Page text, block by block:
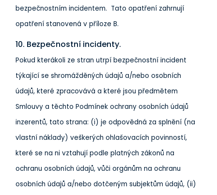
bezpečnostním incidentem. Tato opatření zahrnují
opatření stanovená v příloze B.
10. Bezpečnostní incidenty.
Pokud kterákoli ze stran utrpí bezpečnostní incident
týkající se shromážděných údajů a/nebo osobních
údajů, které zpracovává a které jsou předmětem
Smlouvy a těchto Podmínek ochrany osobních údajů
inzerentů, tato strana: (i) je odpovědná za splnění (na
vlastní náklady) veškerých ohlašovacích povinností,
které se na ni vztahují podle platných zákonů na
ochranu osobních údajů, vůči orgánům na ochranu
osobních údajů a/nebo dotčeným subjektům údajů, (ii)